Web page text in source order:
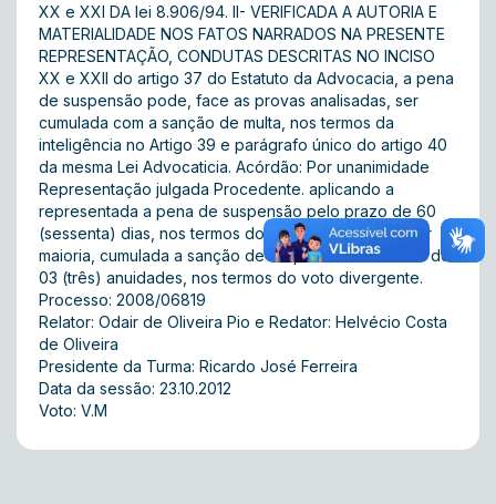
XX e XXI DA lei 8.906/94. II- VERIFICADA A AUTORIA E
MATERIALIDADE NOS FATOS NARRADOS NA PRESENTE
REPRESENTAÇÃO, CONDUTAS DESCRITAS NO INCISO
XX e XXII do artigo 37 do Estatuto da Advocacia, a pena
de suspensão pode, face as provas analisadas, ser
cumulada com a sanção de multa, nos termos da
inteligência no Artigo 39 e parágrafo único do artigo 40
da mesma Lei Advocaticia. Acórdão: Por unanimidade
Representação julgada Procedente. aplicando a
representada a pena de suspensão pelo prazo de 60
(sessenta) dias, nos termos do voto do relator , e por
maioria, cumulada a sanção de suspensão com multa de
03 (três) anuidades, nos termos do voto divergente.
Processo: 2008/06819
Relator: Odair de Oliveira Pio e Redator: Helvécio Costa
de Oliveira
Presidente da Turma: Ricardo José Ferreira
Data da sessão: 23.10.2012
Voto: V.M